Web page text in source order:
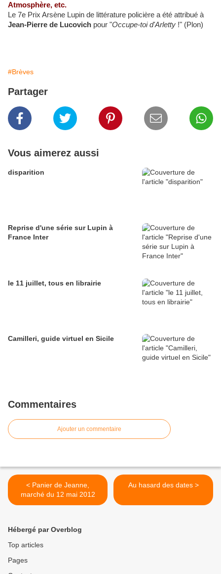
Atmosphère, etc.
Le 7e Prix Arsène Lupin de littérature policière a été attribué à
Jean-Pierre de Lucovich pour "Occupe-toi d'Arletty !" (Plon)
#Brèves
Partager
Vous aimerez aussi
disparition
Reprise d'une série sur Lupin à
France Inter
le 11 juillet, tous en librairie
Camilleri, guide virtuel en Sicile
Commentaires
Ajouter un commentaire
< Panier de Jeanne,
marché du 12 mai 2012
Au hasard des dates >
Hébergé par Overblog
Top articles
Pages